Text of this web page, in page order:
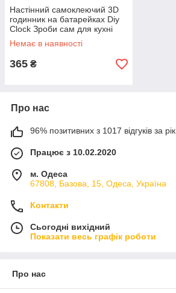
Настінний самоклеючий 3D
годинник на батарейках Diy
Clock Зроби сам для кухні
вітальні
Немає в наявності
365 ₴
Про нас
96% позитивних з 1017 відгуків за рік
Працює з 10.02.2020
м. Одеса
67808, Базова, 15, Одеса, Україна
Контакти
Сьогодні вихідний
Показати весь графік роботи
Про нас